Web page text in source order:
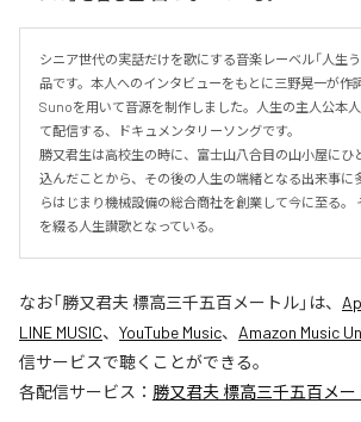
シニア世代の実話だけを歌にする音楽レーベル「人生
品です。本人へのインタビューをもとに三野晃一が作
Sunoを用いて音源を制作しました。人生の主人公本
て配信する、ドキュメンタリーソングです。
勝又君生は高校生の時に、富士山八合目の山小屋にひ
込んだことから、その後の人生の端緒となる出来事に
らはじまり機械設備の総合商社を創業して今に至る。
を綴る人生讃歌となっている。
なお「勝又君夫 標高三千五百メートル」は、
LINE MUSIC、 YouTube Music、 Amazon Music
信サービスで聴くことができる。
各配信サービス： 勝又君夫 標高三千五百メー